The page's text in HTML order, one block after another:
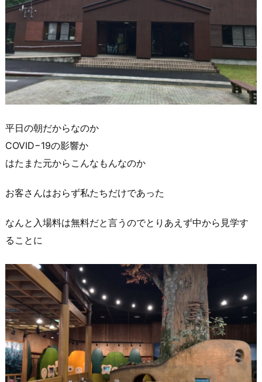
平日の朝だからなのか
COVID−19の影響か
はたまた元からこんなもんなのか
お客さんはおらず私たちだけであった
なんと入場料は無料だと言うのでとりあえず中から見学す
ることに